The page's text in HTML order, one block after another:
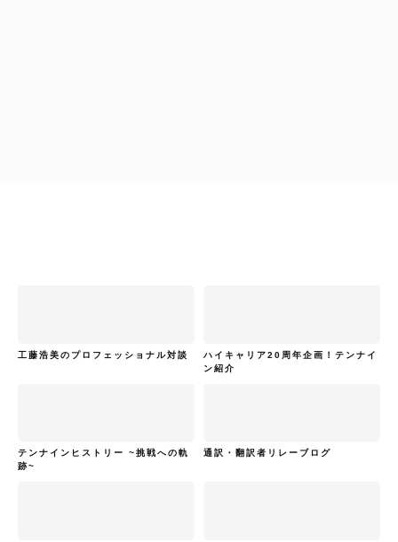
工藤浩美のプロフェッショナル対談
ハイキャリア20周年企画！テンナイ
ン紹介
テンナインヒストリー ~挑戦への軌
跡~
通訳・翻訳者リレーブログ